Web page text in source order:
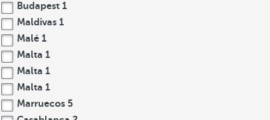
Budapest 1
Maldivas 1
Malé 1
Malta 1
Malta 1
Malta 1
Marruecos 5